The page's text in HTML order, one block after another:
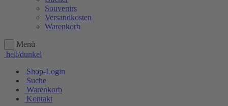
Souvenirs
Versandkosten
Warenkorb
Menü
hell/dunkel
Shop-Login
Suche
Warenkorb
Kontakt